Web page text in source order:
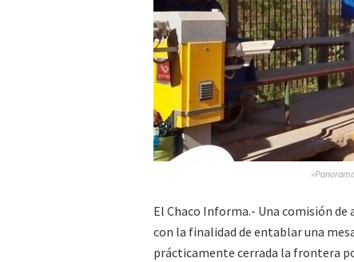
El Chaco Informa.- Una comisión
con la finalidad de entablar una
prácticamente cerrada la frontera